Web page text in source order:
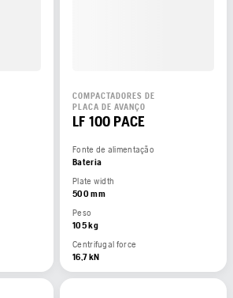
COMPACTADORES DE
PLACA DE AVANÇO
LF 100 PACE
Fonte de alimentação
Bateria
Plate width
500 mm
Peso
105 kg
Centrifugal force
16,7 kN